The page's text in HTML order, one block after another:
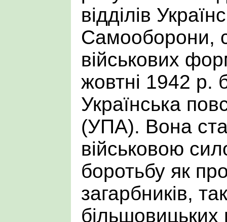
відділів
Самооборони,
військових
жовтні 1942 р.
Українська
(УПА). Вона
військовою
боротьбу як
загарбників,
більшовицьких